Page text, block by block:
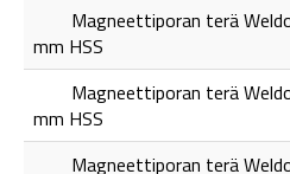
Magneettiporan terä
mm HSS
Magneettiporan terä
mm HSS
Magneettiporan terä